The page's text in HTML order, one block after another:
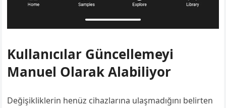
Kullanıcılar Güncellemeyi
Manuel Olarak Alabiliyor
Değişikliklerin henüz cihazlarına ulaşmadığını belirten